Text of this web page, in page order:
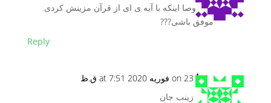
مخصوصا اینکه با آیه ی ای از قرآن مزینش کردی
موفق باشی???
Reply
زهرا on 23 فوریه 2020 at 7:51 ق.ظ
سلام زینب جان